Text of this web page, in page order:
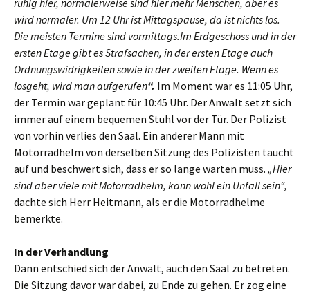
ruhig hier, normalerweise sind hier mehr Menschen, aber es
wird normaler. Um 12 Uhr ist Mittagspause, da ist nichts los.
Die meisten Termine sind vormittags.Im Erdgeschoss und in der
ersten Etage gibt es Strafsachen, in der ersten Etage auch
Ordnungswidrigkeiten sowie in der zweiten Etage. Wenn es
losgeht, wird manaufgerufen“. Im Moment war es 11:05 Uhr,
der Termin war geplant für 10:45 Uhr. Der Anwalt setzt sich
immer auf einem bequemen Stuhl vor der Tür. Der Polizist
von vorhin verlies den Saal. Ein anderer Mann mit
Motorradhelm von derselben Sitzung des Polizisten taucht
auf und beschwert sich, dass er so lange warten muss. „Hier
sind aber viele mit Motorradhelm, kann wohl ein Unfall sein“,
dachte sich Herr Heitmann, als er die Motorradhelme
bemerkte.
In der Verhandlung
Dann entschied sich der Anwalt, auch den Saal zu betreten.
Die Sitzung davor war dabei, zu Ende zu gehen. Er zog eine